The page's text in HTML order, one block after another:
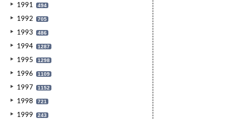
1991 494
1992 705
1993 486
1994 1287
1995 1298
1996 1109
1997 1152
1998 721
1999 243